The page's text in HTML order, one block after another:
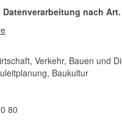
nach Art.
Verkehr, Bauen und
Baukultur
80